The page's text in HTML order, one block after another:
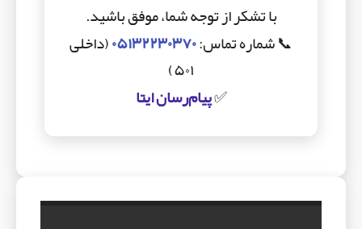
با تشکر از توجه شما، موفق باشید.
📞 شماره تماس:۰۵۱۳۲۲۳۰۳۷۰(داخلی
۵۰۱)
✅پیام‌رسان ایتا